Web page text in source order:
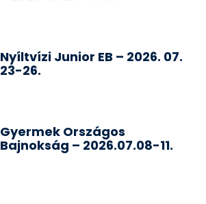
Nyíltvízi Junior EB – 2026. 07.
23-26.
Gyermek Országos
Bajnokság – 2026.07.08-11.